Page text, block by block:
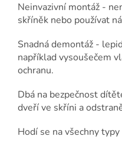
Neinvazivní montáž -
skříněk nebo používat
Snadná demontáž -
například vysoušečem
ochranu.
Dbá na bezpečnost
dveří ve skříni a
Hodí se na všechny